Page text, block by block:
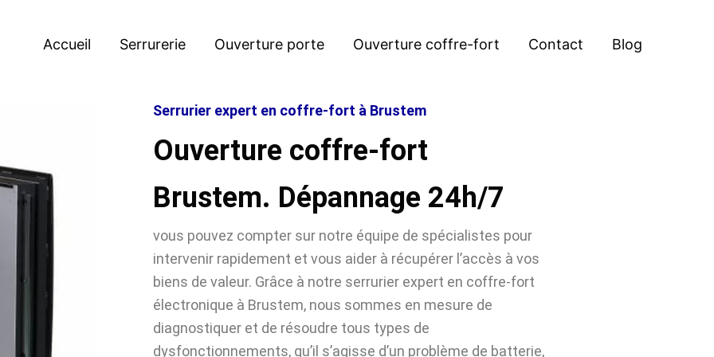
Accueil Serrurerie Ouverture porte Ouverture coffre-fort Contact Blog
Serrurier expert en coffre-fort à Brustem
Ouverture coffre-fort
Brustem. Dépannage 24h/7
vous pouvez compter sur notre équipe de spécialistes pour
intervenir rapidement et vous aider à récupérer l’accès à vos
biens de valeur. Grâce à notre serrurier expert en coffre-fort
électronique à Brustem, nous sommes en mesure de
diagnostiquer et de résoudre tous types de
dysfonctionnements, qu’il s’agisse d’un problème de batterie,